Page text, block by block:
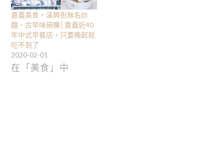
嘉義美食。溪興街無名炒
麵、古早味碗粿│嘉義近40
年中式早餐店，只要晚起就
吃不到了
2020-02-01
在「美食」中